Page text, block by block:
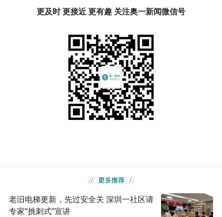
更及时 更接近 更有趣 关注奥一新闻微信号
老旧电梯更新，先过安全关 深圳一社区请
专家“挑刺式”宣讲